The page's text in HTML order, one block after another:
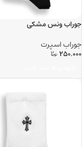
جوراب ونس مشکی
جوراب اسپرت
250.000